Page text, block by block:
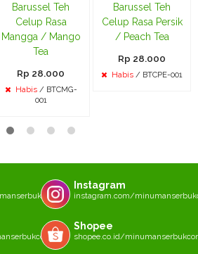
Barussel Teh
Celup Rasa
Mangga / Mango
Tea
Rp 28.000
Habis/ BTCMG-
001
Barussel Teh
Celup Rasa Persik
/ Peach Tea
Rp 28.000
Habis / BTCPE-001
Instagram
instagram.com/
Shopee
shopee.co.id/